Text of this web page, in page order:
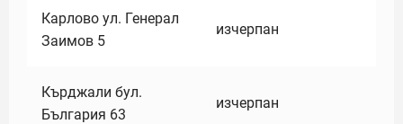
Карлово ул. Генерал
Заимов 5
изчерпан
Кърджали бул.
България 63
изчерпан